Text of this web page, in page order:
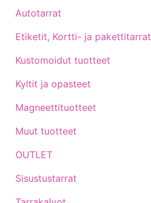
Autotarrat
Etiketit, Kortti- ja pakettitarrat
Kustomoidut tuotteet
Kyltit ja opasteet
Magneettituotteet
Muut tuotteet
OUTLET
Sisustustarrat